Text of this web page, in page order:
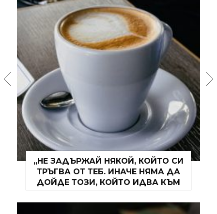
„НЕ ЗАДЪРЖАЙ НЯКОЙ, КОЙТО СИ
ТРЪГВА ОТ ТЕБ. ИНАЧЕ НЯМА ДА
ДОЙДЕ ТОЗИ, КОЙТО ИДВА КЪМ
ТЕБ.“